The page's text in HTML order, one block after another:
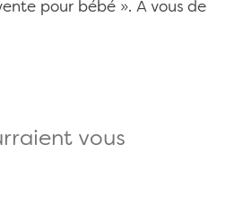
pour bébé ». A vous de
vous